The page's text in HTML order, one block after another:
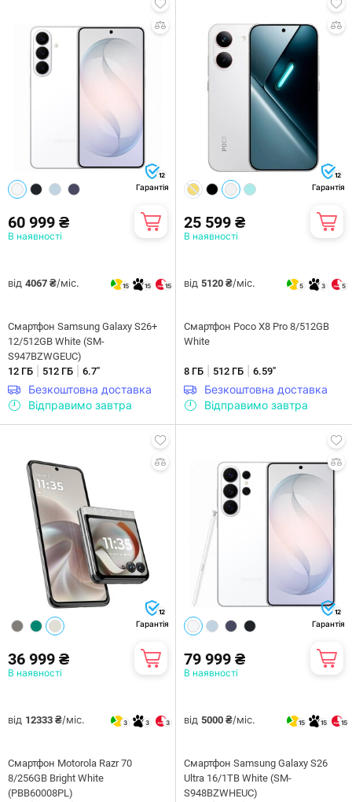
12
Гарантія
60 999 ₴
В наявності
від 4067 ₴/міс. 15 15 15
Смартфон Samsung Galaxy S26+
12/512GB White (SM-
S947BZWGEUC)
12 ГБ
512 ГБ 6.7"
Безкоштовна доставка
Відправимо завтра
12
Гарантія
25 599 ₴
В наявності
від 5120 ₴/міс. 5 3 5
Смартфон Poco X8 Pro 8/512GB
White
8 ГБ 512 ГБ 6.59"
Безкоштовна доставка
Відправимо завтра
12
Гарантія
36 999 ₴
В наявності
від 12333 ₴/міс. 3 3 3
Смартфон Motorola Razr 70
8/256GB Bright White
(PBB60008PL)
12
Гарантія
79 999 ₴
В наявності
від 5000 ₴/міс. 15 15 15
Смартфон Samsung Galaxy S26
Ultra 16/1TB White (SM-
S948BZWHEUC)